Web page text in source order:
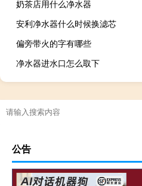
奶茶店用什么净水器
安利净水器什么时候换滤芯
偏旁带火的字有哪些
净水器进水口怎么取下
公告